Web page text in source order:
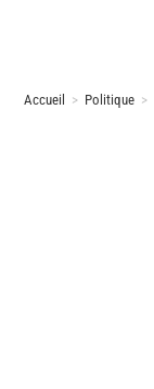
Accueil > Politique >